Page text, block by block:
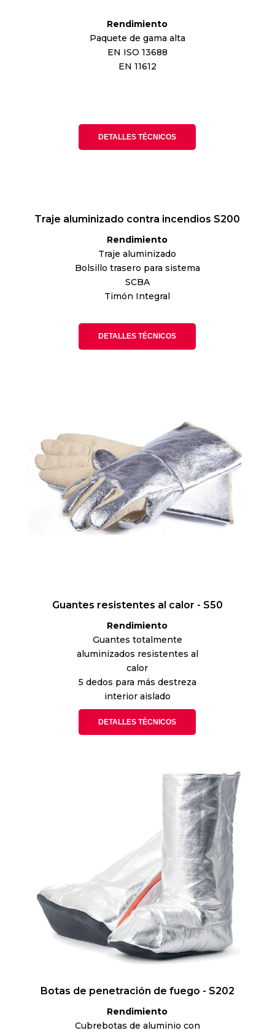
Rendimiento
Paquete de gama alta
EN ISO 13688
EN 11612
DETALLES TÉCNICOS
Traje aluminizado contra incendios S200
Rendimiento
Traje aluminizado
Bolsillo trasero para sistema
SCBA
Timón Integral
DETALLES TÉCNICOS
Guantes resistentes al calor - S50
Rendimiento
Guantes totalmente
aluminizados resistentes al
calor
5 dedos para más destreza
interior aislado
DETALLES TÉCNICOS
Botas de penetración de fuego - S202
Rendimiento
Cubrebotas de aluminio con